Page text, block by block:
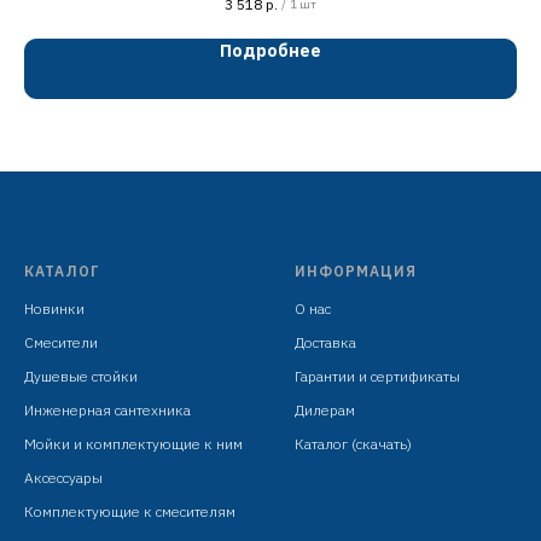
хром
картридж D=35 мм
крепёж: гайка
3 518 р. / 1 шт
Подробнее
КАТАЛОГ
Новинки
Смесители
Душевые стойки
Инженерная сантехника
Мойки и комплектующие к ним
Аксессуары
Комплектующие к смесителям
ИНФОРМАЦИЯ
О нас
Доставка
Гарантии и сертификаты
Дилерам
Каталог (скачать)